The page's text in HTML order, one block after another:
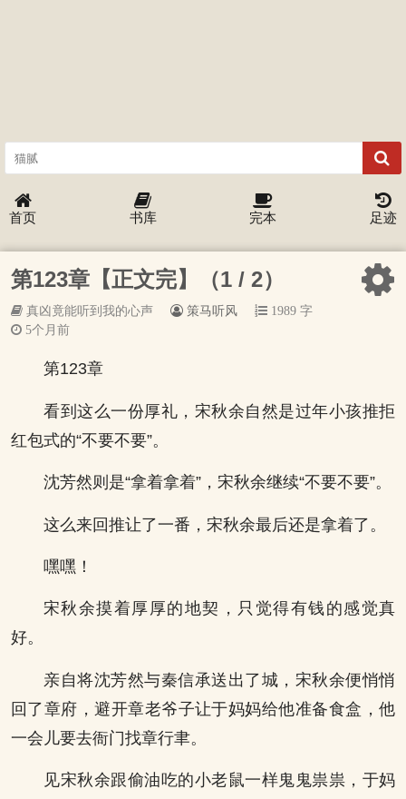
首页 书库 完本 足迹
第123章【正文完】（1 / 2）
真凶竟能听到我的心声 策马听风
1989 字
5个月前
第123章
看到这么一份厚礼，宋秋余自然是过年小孩推拒
红包式的“不要不要”。
沈芳然则是“拿着拿着”，宋秋余继续“不要不要”。
这么来回推让了一番，宋秋余最后还是拿着了。
嘿嘿！
宋秋余摸着厚厚的地契，只觉得有钱的感觉真
好。
亲自将沈芳然与秦信承送出了城，宋秋余便悄悄
回了章府，避开章老爷子让于妈妈给他准备食盒，他
一会儿要去衙门找章行聿。
见宋秋余跟偷油吃的小老鼠一样鬼鬼祟祟，于妈